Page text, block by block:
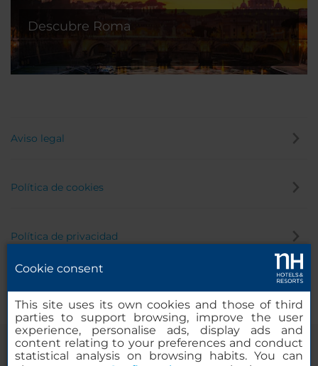
Descubre Roma
Aviso legal
Política de cookies
Política de privacidad
Cookie consent
This site uses its own cookies and those of third
parties to support browsing, improve the user
experience, personalise ads, display ads and
content relating to your preferences and conduct
statistical analysis on browsing habits. You can